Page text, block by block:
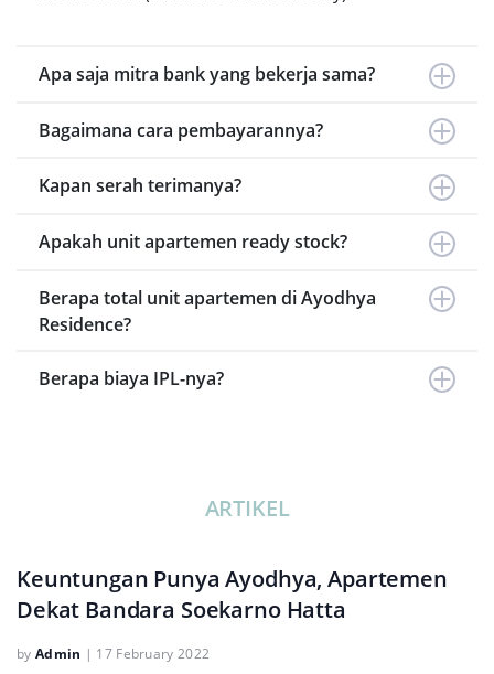
Apa saja mitra bank yang bekerja sama?
Bagaimana cara pembayarannya?
Kapan serah terimanya?
Apakah unit apartemen ready stock?
Berapa total unit apartemen di Ayodhya
Residence?
Berapa biaya IPL-nya?
ARTIKEL
Keuntungan Punya Ayodhya, Apartemen
Dekat Bandara Soekarno Hatta
by Admin | 17 February 2022